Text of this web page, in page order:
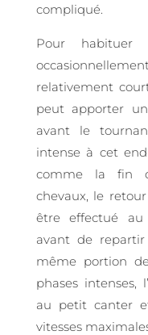
compliqué.
Pour habituer
relativement
peut apporter
avant le
intense à cet
comme la fin
chevaux, le
être effectué
avant de
même portion
phases intenses,
au petit canter
vitesses